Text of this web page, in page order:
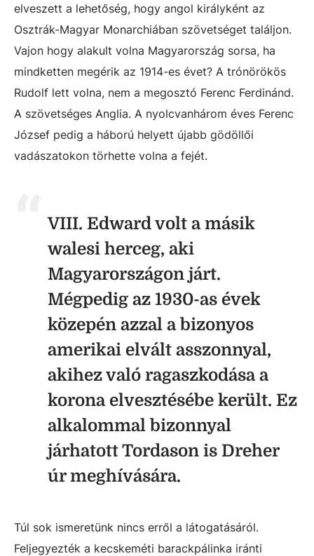
elveszett a lehetőség, hogy angol királyként az
Osztrák-Magyar Monarchiában szövetséget találjon.
Vajon hogy alakult volna Magyarország sorsa, ha
mindketten megérik az 1914-es évet? A trónörökös
Rudolf lett volna, nem a megosztó Ferenc Ferdinánd.
A szövetséges Anglia. A nyolcvanhárom éves Ferenc
József pedig a háború helyett újabb gödöllői
vadászatokon törhette volna a fejét.
VIII. Edward volt a másik
walesi herceg, aki
Magyarországon járt.
Mégpedig az 1930-as évek
közepén azzal a bizonyos
amerikai elvált asszonnyal,
akihez való ragaszkodása a
korona elvesztésébe került. Ez
alkalommal bizonnyal
járhatott Tordason is Dreher
úr meghívására.
Túl sok ismeretünk nincs erről a látogatásáról.
Feljegyezték a kecskeméti barackpálinka iránti